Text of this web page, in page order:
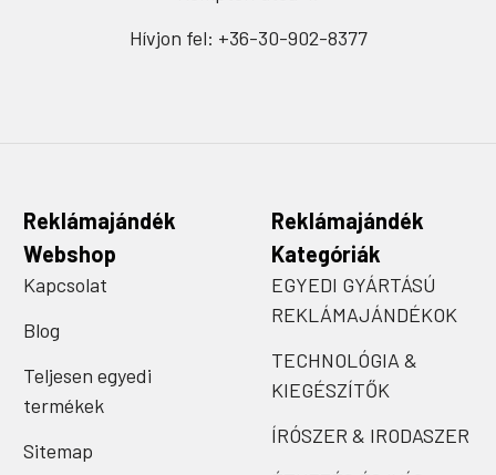
Hívjon fel: +36-30-902-8377
Reklámajándék
Webshop
Kapcsolat
Blog
Teljesen egyedi
termékek
Sitemap
Reklámajándék
Kategóriák
EGYEDI GYÁRTÁSÚ
REKLÁMAJÁNDÉKOK
TECHNOLÓGIA &
KIEGÉSZÍTŐK
ÍRÓSZER & IRODASZER